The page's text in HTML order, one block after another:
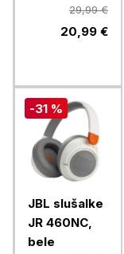
29,99 €
20,99 €
-31 %
JBL slušalke
JR 460NC,
bele